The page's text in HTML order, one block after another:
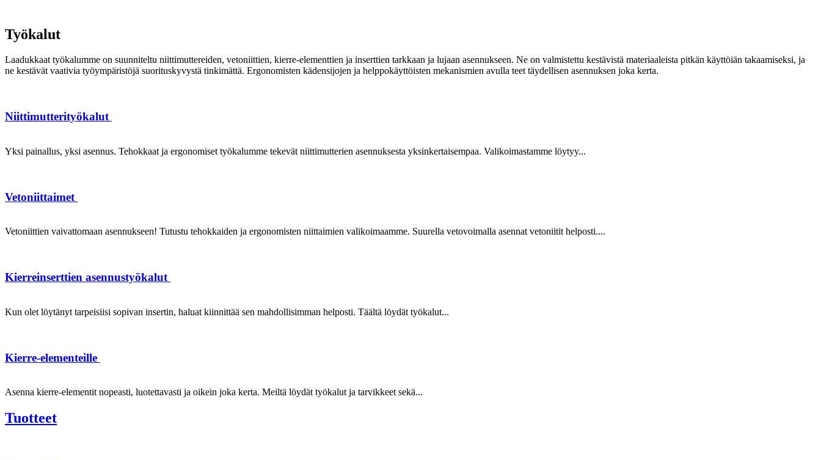
Työkalut
Laadukkaat työkalumme on suunniteltu niittimuttereiden, vetoniittien, kierre-elementtien ja inserttien tarkkaan ja lujaan asennukseen. Ne on valmistettu kestävistä materiaaleista pitkän käyttöiän takaamiseksi, ja
ne kestävät vaativia työympäristöjä suorituskyvystä tinkimättä. Ergonomisten kädensijojen ja helppokäyttöisten mekanismien avulla teet täydellisen asennuksen joka kerta.
Niittimutterityökalut
Yksi painallus, yksi asennus. Tehokkaat ja ergonomiset työkalumme tekevät niittimutterien asennuksesta yksinkertaisempaa. Valikoimastamme löytyy...
Vetoniittaimet
Vetoniittien vaivattomaan asennukseen! Tutustu tehokkaiden ja ergonomisten niittaimien valikoimaamme. Suurella vetovoimalla asennat vetoniitit helposti....
Kierreinserttien asennustyökalut
Kun olet löytänyt tarpeisiisi sopivan insertin, haluat kiinnittää sen mahdollisimman helposti. Täältä löydät työkalut...
Kierre-elementeille
Asenna kierre-elementit nopeasti, luotettavasti ja oikein joka kerta. Meiltä löydät työkalut ja tarvikkeet sekä...
Tuotteet